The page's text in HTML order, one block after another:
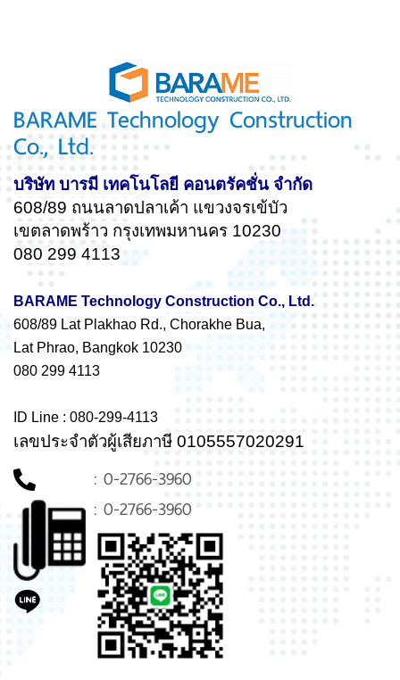
BARAME Technology Construction
Co., Ltd.
บริษัท บารมี เทคโนโลยี คอนตรัคชั่น จำกัด
608/89 ถนนลาดปลาเค้า แขวงจรเข้บัว
เขตลาดพร้าว กรุงเทพมหานคร 10230
080 299 4113
BARAME Technology Construction Co., Ltd.
608/89 Lat Plakhao Rd., Chorakhe Bua,
Lat Phrao, Bangkok 10230
080 299 4113
ID Line : 080-299-4113
เลขประจำตัวผู้เสียภาษี 0105557020291
: 0-2766-3960
: 0-2766-3960